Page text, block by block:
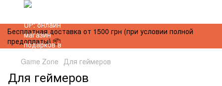
Бесплатная доставка от 1500 грн (при условии полной
предоплаты) 📦
Game Zone Для геймеров
Для геймеров